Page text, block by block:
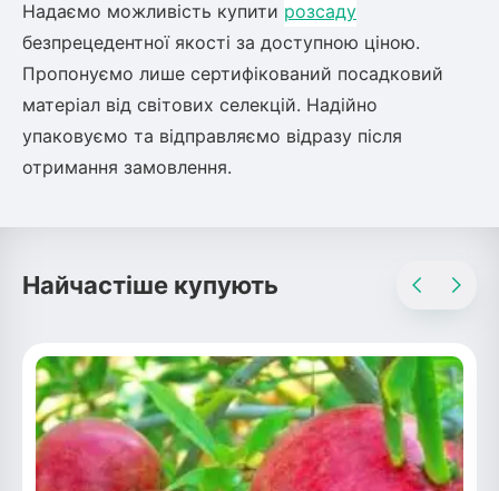
Надаємо можливість купити розсаду
безпрецедентної якості за доступною ціною.
Пропонуємо лише сертифікований посадковий
матеріал від світових селекцій. Надійно
упаковуємо та відправляємо відразу після
отримання замовлення.
Найчастіше купують